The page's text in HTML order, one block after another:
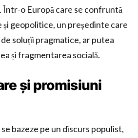
Într-o Europă care se confruntă
și geopolitice, un președinte care
de soluții pragmatice, ar putea
și fragmentarea socială.
și promisiuni
bazeze pe un discurs populist,